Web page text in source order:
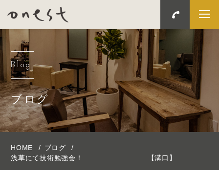
Blog
ブログ
HOME
ブログ
浅草にて技術勉強会！ 【溝口】